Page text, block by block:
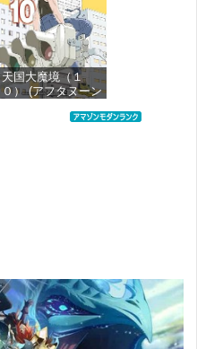
価格：¥1,949
天国大魔境（１
０） (アフタヌーン